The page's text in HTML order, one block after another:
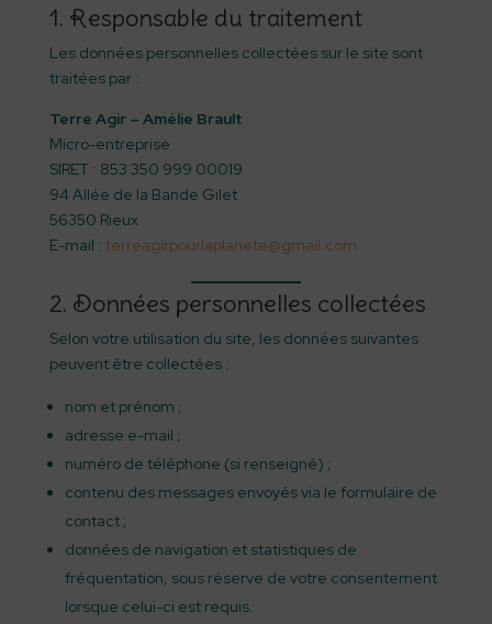
1. Responsable du traitement
Les données personnelles collectées sur le site sont
traitées par :
Terre Agir – Amélie Brault
Micro-entreprise
SIRET : 853 350 999 00019
94 Allée de la Bande Gilet
56350 Rieux
E-mail : terreagirpourlaplanete@gmail.com
2. Données personnelles collectées
Selon votre utilisation du site, les données suivantes
peuvent être collectées :
nom et prénom ;
adresse e-mail ;
numéro de téléphone (si renseigné) ;
contenu des messages envoyés via le formulaire de
contact ;
données de navigation et statistiques de
fréquentation, sous réserve de votre consentement
lorsque celui-ci est requis.